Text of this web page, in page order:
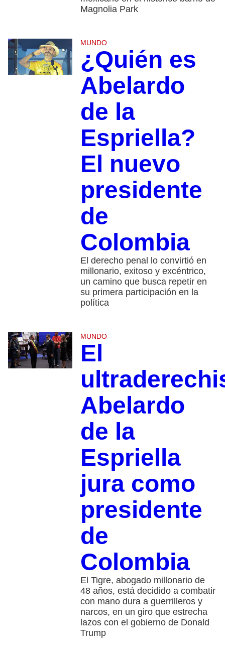
Magnolia Park
MUNDO
¿Quién es
Abelardo
de la
Espriella?
El nuevo
presidente
de
Colombia
El derecho penal lo convirtió en
millonario, exitoso y excéntrico,
un camino que busca repetir en
su primera participación en la
política
MUNDO
El
Abelardo
de la
Espriella
jura como
presidente
de
Colombia
El Tigre, abogado millonario de
48 años, está decidido a combatir
con mano dura a guerrilleros y
narcos, en un giro que estrecha
lazos con el gobierno de Donald
Trump